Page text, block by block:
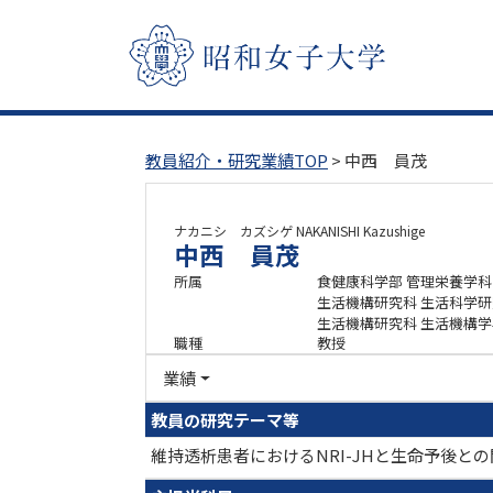
教員紹介・研究業績TOP > 中西 員茂
ナカニシ カズシゲNAKANISHI Kazushige
中西 員茂
所属
食健康科学部 管理栄養学科
生活機構研究科 生活科学
生活機構研究科 生活機構
職種
教授
業績
教員の研究テーマ等
維持透析患者におけるNRI-JHと生命予後との